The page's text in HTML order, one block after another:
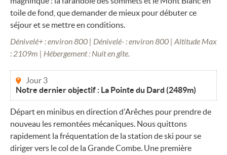
toile de fond, que demander de mieux pour débuter ce
séjour et se mettre en conditions.
Dénivelé+ : environ 800 | Dénivelé- : environ 800 | Altitude Max
: 2109m | Hébergement : Nuit en gîte.
Jour 3
Notre dernier objectif : La Pointe du Dard (2489m)
Départ en minibus en direction d'Arêches pour prendre de
nouveau les remontées mécaniques. Nous quittons
rapidement la fréquentation de la station de ski pour se
diriger vers le col de la Grande Combe. Une première